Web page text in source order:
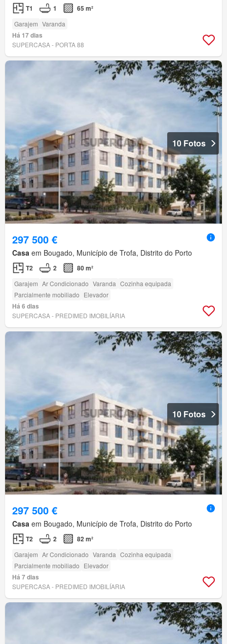
T1 1 65 m²
Garajem Varanda
Há 17 dias
SUPERCASA - PORTA 88
10 Fotos
297 500 €
Casa em Bougado, Município de Trofa, Distrito do Porto
T2 2 80 m²
Garajem Ar Condicionado Varanda Cozinha equipada
Parcialmente mobiliado Elevador
Há 6 dias
SUPERCASA - PREDIMED IMOBILÍARIA
10 Fotos
297 500 €
Casa em Bougado, Município de Trofa, Distrito do Porto
T2 2 82 m²
Garajem Ar Condicionado Varanda Cozinha equipada
Parcialmente mobiliado Elevador
Há 7 dias
SUPERCASA - PREDIMED IMOBILÍARIA